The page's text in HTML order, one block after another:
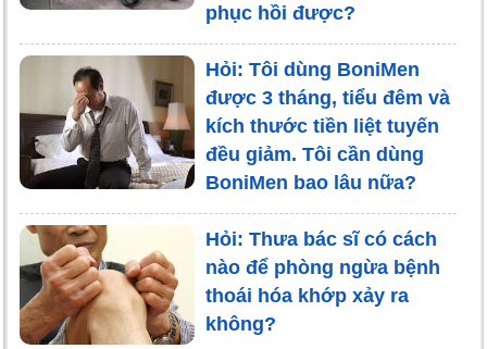
phục hồi được?
Hỏi: Tôi dùng BoniMen
được 3 tháng, tiểu đêm và
kích thước tiền liệt tuyến
đều giảm. Tôi cần dùng
BoniMen bao lâu nữa?
Hỏi: Thưa bác sĩ có cách
nào để phòng ngừa bệnh
thoái hóa khớp xảy ra
không?